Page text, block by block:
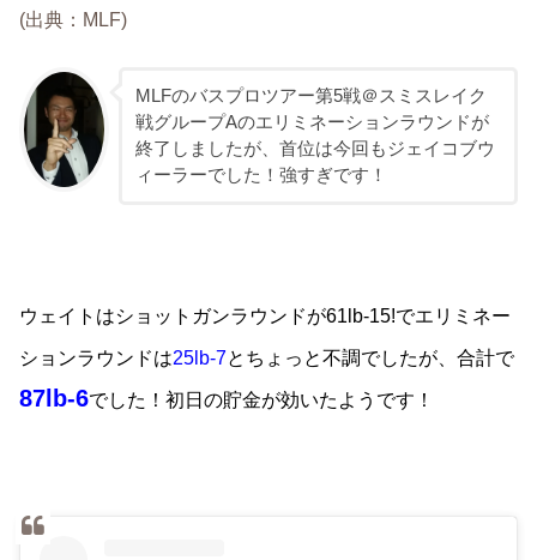
(出典：MLF)
MLFのバスプロツアー第5戦＠スミスレイク
戦グループAのエリミネーションラウンドが
終了しましたが、首位は今回もジェイコブウ
ィーラーでした！強すぎです！
ウェイトはショットガンラウンドが61lb-15!でエリミネー
ションラウンドは25lb-7とちょっと不調でしたが、合計で
87lb-6でした！初日の貯金が効いたようです！